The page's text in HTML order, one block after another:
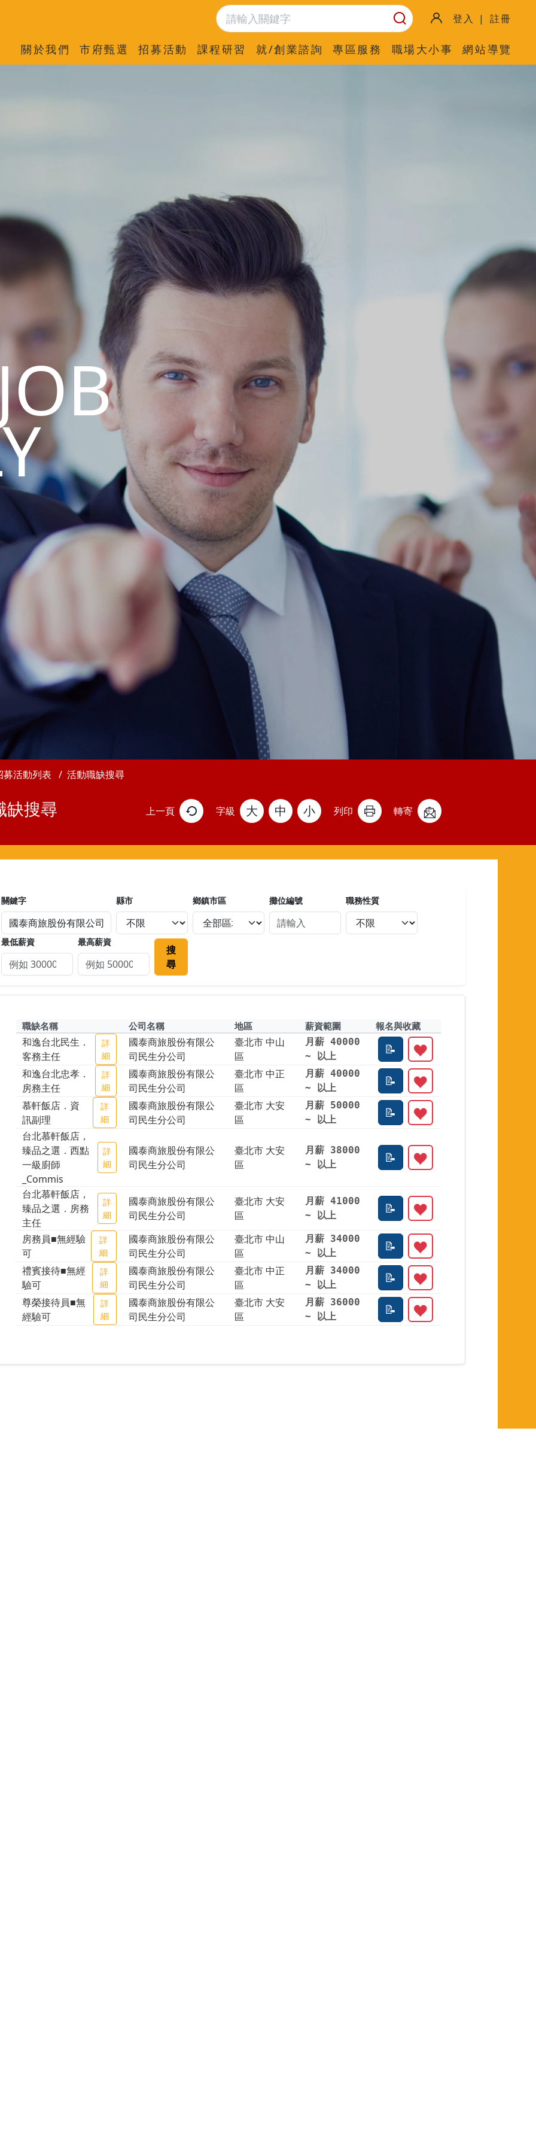
登入 | 註冊
關於我們 市府甄選 招募活動 課程研習 就/創業諮詢 專區服務 職場大小事 網站導覽
募活動列表 活動職缺搜尋
缺搜尋 上一頁 字級 大 中 小 列印 轉寄
關鍵字 縣市 鄉鎮市區 攤位編號 職務性質
最低薪資 最高薪資
搜
尋
職缺名稱 公司名稱 地區 薪資範圍 報名與收藏
和逸台北民生．
客務主任
詳
細
國泰商旅股份有限公
司民生分公司
臺北市 中山
區
月薪 40000
~ 以上
和逸台北忠孝．
房務主任
詳
細
國泰商旅股份有限公
司民生分公司
臺北市 中正
區
月薪 40000
~ 以上
慕軒飯店．資
訊副理
詳
細
國泰商旅股份有限公
司民生分公司
臺北市 大安
區
月薪 50000
~ 以上
台北慕軒飯店，
臻品之選．西點
一級廚師
_Commis
詳
細
國泰商旅股份有限公
司民生分公司
臺北市 大安
區
月薪 38000
~ 以上
台北慕軒飯店，
臻品之選．房務
主任
詳
細
國泰商旅股份有限公
司民生分公司
臺北市 大安
區
月薪 41000
~ 以上
房務員■無經驗
可
詳
細
國泰商旅股份有限公
司民生分公司
臺北市 中山
區
月薪 34000
~ 以上
禮賓接待■無經
驗可
詳
細
國泰商旅股份有限公
司民生分公司
臺北市 中正
區
月薪 34000
~ 以上
尊榮接待員■無
經驗可
詳
細
國泰商旅股份有限公
司民生分公司
臺北市 大安
區
月薪 36000
~ 以上